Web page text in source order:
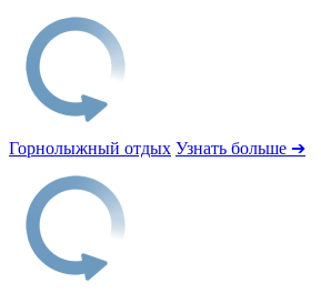
Горнолыжный отдых Узнать больше ➔